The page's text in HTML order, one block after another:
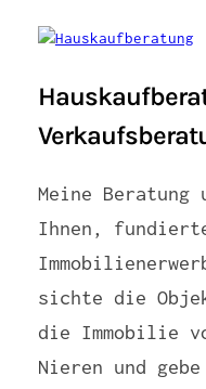
Meine
Ihnen,
sichte die
die Immobilie
Nieren und